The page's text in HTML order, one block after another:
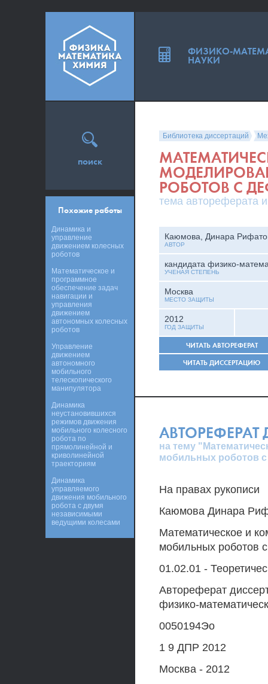
Библиотека диссертаций
РОБОТОВ С
тема автореферата
Каюмова, Динара
АВТОР
кандидата физико-
УЧЕНАЯ СТЕПЕНЬ
Москва
МЕСТО ЗАЩИТЫ
2012
ГОД ЗАЩИТЫ
ЧИТАТЬ АВТОРЕФЕРАТ
ЧИТАТЬ ДИССЕРТАЦИЮ
АВТОРЕФЕРАТ
на тему
мобильных роботов
На правах рукописи
Каюмова Динара
Математическое и
мобильных роботов
01.02.01 -
Автореферат
физико-
0050194Эо
1 9 ДПР 2012
Москва - 2012
поиск
Похожие работы
Динамика и
управление
движением колесных
роботов
Математическое и
программное
обеспечение задач
навигации и
управления
движением
автономных колесных
роботов
Управление
движением
автономного
мобильного
телескопического
манипулятора
Динамика
неустановившихся
режимов движения
мобильного колесного
робота по
прямолинейной и
криволинейной
траекториям
Динамика
управляемого
движения мобильного
робота с двумя
независимыми
ведущими колесами
ФИЗИКО-
НАУКИ